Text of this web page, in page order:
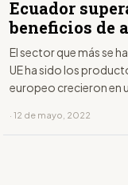
Ecuador
beneficios de
El sector que más se
UE ha sido los
europeo crecieron en
· 12 de mayo, 2022